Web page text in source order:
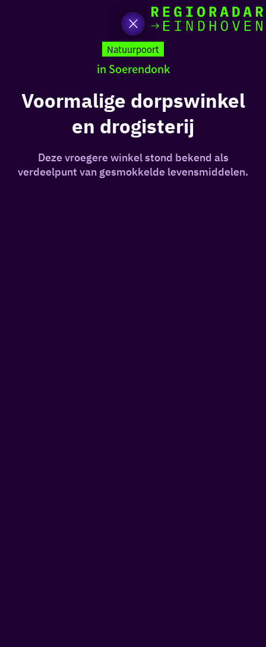
naar
de
homepage
Natuurpoort
in Soerendonk
Voormalige dorpswinkel
en drogisterij
Deze vroegere winkel stond bekend als
verdeelpunt van gesmokkelde levensmiddelen.
Ik heb
iets
de